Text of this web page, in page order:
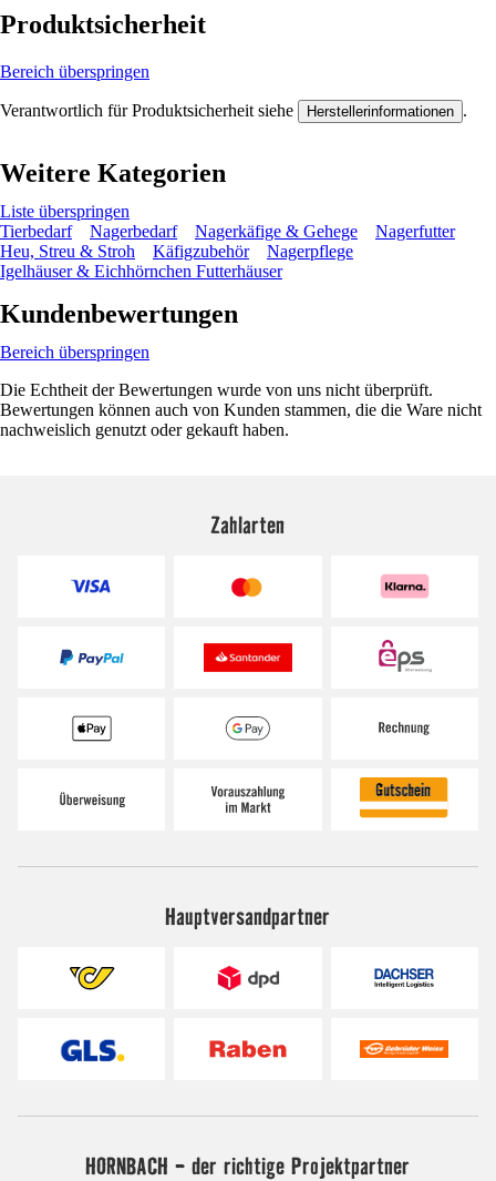
Produktsicherheit
Bereich überspringen
Verantwortlich für Produktsicherheit siehe Herstellerinformationen .
Weitere Kategorien
Liste überspringen
Tierbedarf
Nagerbedarf Nagerkäfige & Gehege
Nagerfutter
Heu, Streu & Stroh
Käfigzubehör
Nagerpflege
Igelhäuser & Eichhörnchen Futterhäuser
Kundenbewertungen
Bereich überspringen
Die Echtheit der Bewertungen wurde von uns nicht überprüft.
Bewertungen können auch von Kunden stammen, die die Ware nicht
nachweislich genutzt oder gekauft haben.
Zahlarten
Hauptversandpartner
HORNBACH - der richtige Projektpartner